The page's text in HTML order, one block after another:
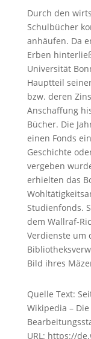
Durch den
Schulbücher
anhäufen. Da
Erben
Universität
Hauptteil
bzw. deren
Anschaffung
Bücher. Die
einen Fonds
Geschichte
vergeben
erhielten das
Studienfonds.
dem Wallraf-
Verdienste um
Bild ihres
Quelle Text:
Wikipedia –
URL: https://